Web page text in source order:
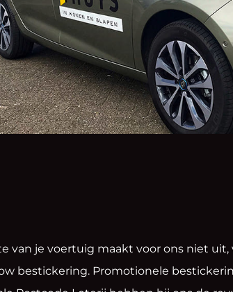
van je voertuig maakt voor ons niet
bestickering. Promotionele